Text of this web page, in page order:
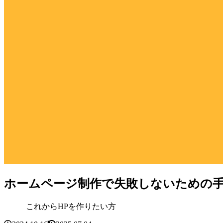
ホームページ制作で失敗しないための
これからHPを作りたい方